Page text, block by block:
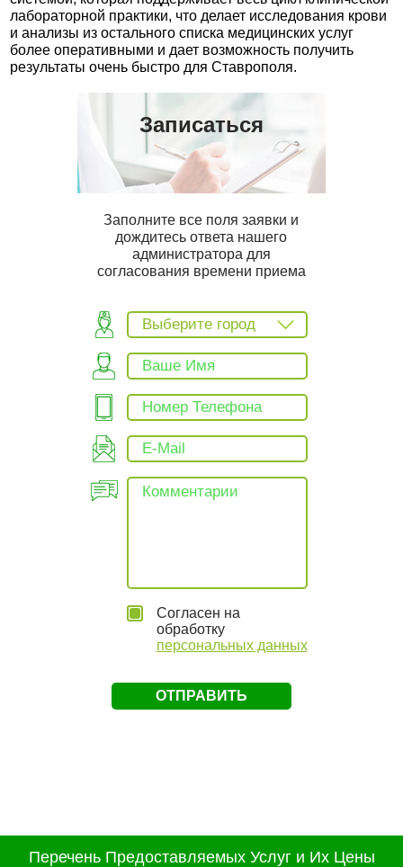
лабораторной практики, что делает исследования крови
и анализы из остального списка медицинских услуг
более оперативными и дает возможность получить
результаты очень быстро для Ставрополя.
Записаться
Заполните все поля заявки и
дождитесь ответа нашего
администратора для
согласования времени приема
Выберите город
Согласен на
обработку
персональных данных
Перечень Предоставляемых Услуг и Их Цены